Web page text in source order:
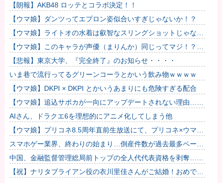
【朗報】AKB48 ロッテとコラボ決定！！
【ウマ娘】ダンツってエプロン姿似合いすぎじゃないか！？
【ウマ娘】ライトオの水着は叡智なスリングショットじゃなく
て多分これ。
【ウマ娘】このキャラが声優（まりんか）同じってマジ！？
←「スズカさんみたいな演技の方がレアだと聞いて驚いたよ」
【悲報】東京大学、『完全終了』のお知らせ・・・・
いま巷で流行ってるグリーンコーラとかいう飲み物ｗｗｗｗ
【ウマ娘】DKPI × DKPI とかいうあまりにも危険すぎる配合
【ウマ娘】追込サポカが一向にアップデートされない理由…
「これだけ出さないってことは」
AIさん、ドラクエ6を理想的にアニメ化してしまう他
【ウマ娘】プリコネ8.5周年直前生放送にて、プリコネ×ウマ娘
コラボの開催について告知が！？今秋予定で詳細については後
日発...
スマホゲー業界、終わりの始まり…倒産件数が過去最多ペース
「数億円かけても爆ﾀﾋ」
中国、金融監督管理総局前トップの全人代代表資格を剥奪…重
大な規律違反で！
【祝】ナリタブライアン役の衣川里佳さんがご結婚！おめでと